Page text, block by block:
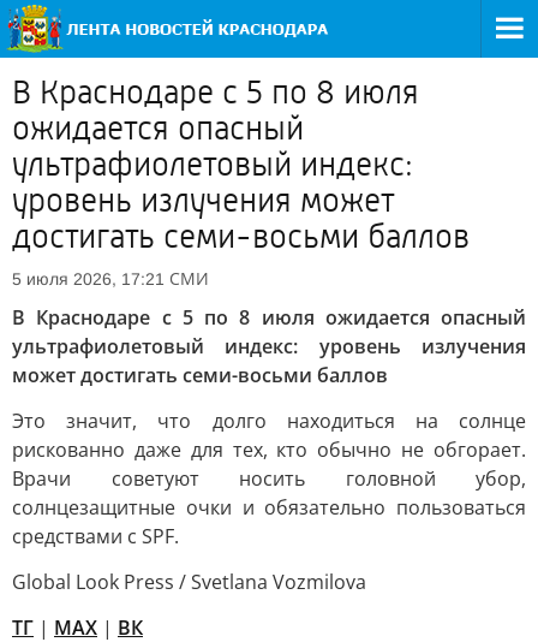
В Краснодаре с 5 по 8 июля
ожидается опасный
ультрафиолетовый индекс:
уровень излучения может
достигать семи-восьми баллов
5 июля 2026, 17:21 СМИ
В Краснодаре с 5 по 8 июля ожидается опасный
ультрафиолетовый индекс: уровень излучения
может достигать семи-восьми баллов
Это значит, что долго находиться на солнце
рискованно даже для тех, кто обычно не обгорает.
Врачи советуют носить головной убор,
солнцезащитные очки и обязательно пользоваться
средствами с SPF.
Global Look Press / Svetlana Vozmilova
TГ | MAX | ВК